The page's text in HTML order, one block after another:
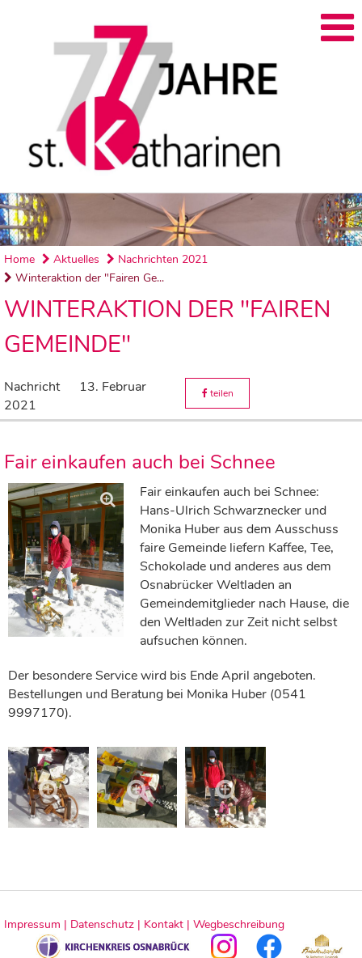
Home Aktuelles
Nachrichten 2021
Winteraktion der "Fairen Ge...
WINTERAKTION DER "FAIREN
GEMEINDE"
Nachricht
13. Februar
2021
teilen
Fair einkaufen auch bei Schnee
Fair einkaufen auch bei Schnee:
Hans-Ulrich Schwarznecker und
Monika Huber aus dem Ausschuss
faire Gemeinde liefern Kaffee, Tee,
Schokolade und anderes aus dem
Osnabrücker Weltladen an
Gemeindemitglieder nach Hause, die
den Weltladen zur Zeit nicht selbst
aufsuchen können.
Der besondere Service wird bis Ende April angeboten.
Bestellungen und Beratung bei Monika Huber (0541
9997170).
Impressum | Datenschutz | Kontakt | Wegbeschreibung